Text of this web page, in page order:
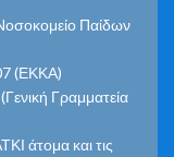
Παίδων
(ΕΚΚΑ)
Γραμματεία
άτομα και τις